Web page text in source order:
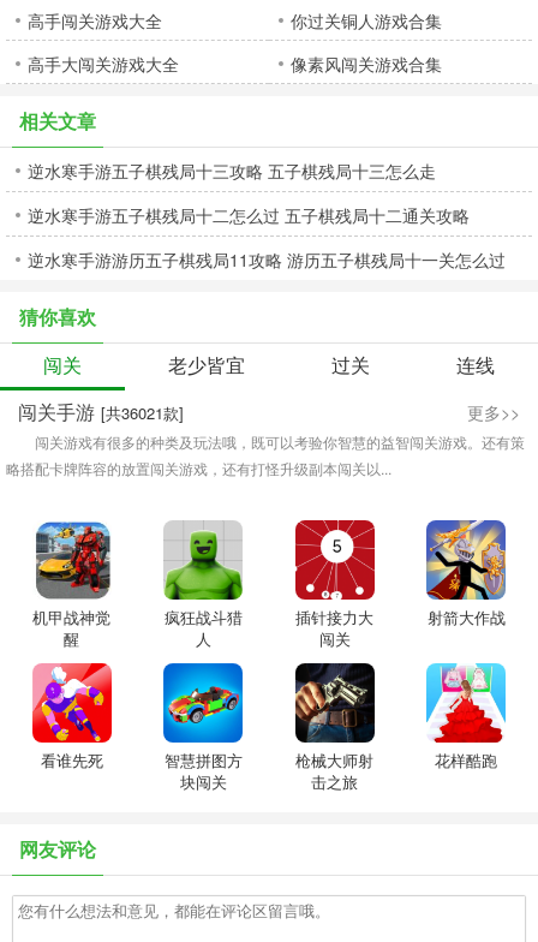
高手闯关游戏大全
你过关铜人游戏合集
高手大闯关游戏大全
像素风闯关游戏合集
相关文章
逆水寒手游五子棋残局十三攻略 五子棋残局十三怎么走
逆水寒手游五子棋残局十二怎么过 五子棋残局十二通关攻略
逆水寒手游游历五子棋残局11攻略 游历五子棋残局十一关怎么过
猜你喜欢
闯关
老少皆宜 过关
连线
闯关手游 [共36021款] 更多>>
闯关游戏有很多的种类及玩法哦，既可以考验你智慧的益智闯关游戏。还有策
略搭配卡牌阵容的放置闯关游戏，还有打怪升级副本闯关以...
机甲战神觉
醒
疯狂战斗猎
人
插针接力大
闯关
射箭大作战
看谁先死
智慧拼图方
块闯关
枪械大师射
击之旅
花样酷跑
网友评论